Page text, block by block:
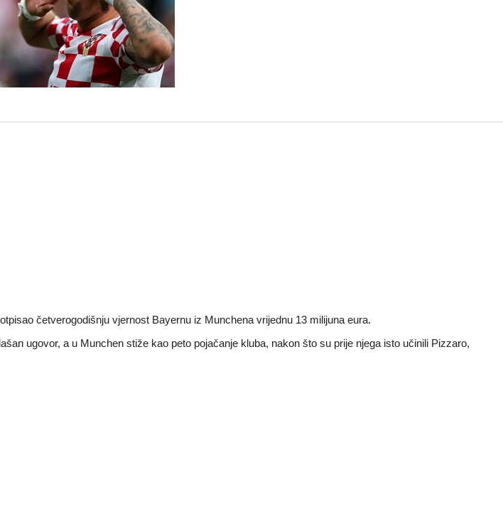
četverogodišnju vjernost Bayernu iz Munchena vrijednu 13 milijuna eura.
ugovor, a u Munchen stiže kao peto pojačanje kluba, nakon što su prije njega isto učinili Pizzaro,